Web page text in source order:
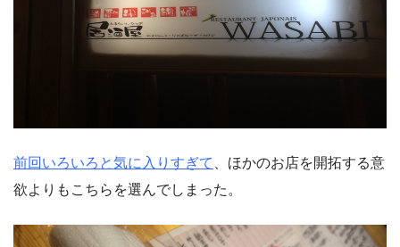
前回いろいろと気に入りすぎて
、ほかのお店を開拓する意
欲よりもこちらを選んでしまった。